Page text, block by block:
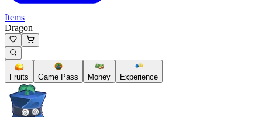
Items
Dragon
Fruits Game Pass Money Experience